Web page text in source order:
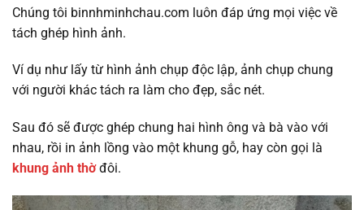
Chúng tôi binnhminhchau.com luôn đáp ứng mọi việc về
tách ghép hình ảnh.
Ví dụ như lấy từ hình ảnh chụp độc lập, ảnh chụp chung
với người khác tách ra làm cho đẹp, sắc nét.
Sau đó sẽ được ghép chung hai hình ông và bà vào với
nhau, rồi in ảnh lồng vào một khung gỗ, hay còn gọi là
khung ảnh thờđôi.